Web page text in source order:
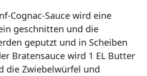
Cognac-Sauce wird eine
geschnitten und die
geputzt und in Scheiben
Bratensauce wird 1 EL Butter
die Zwiebelwürfel und